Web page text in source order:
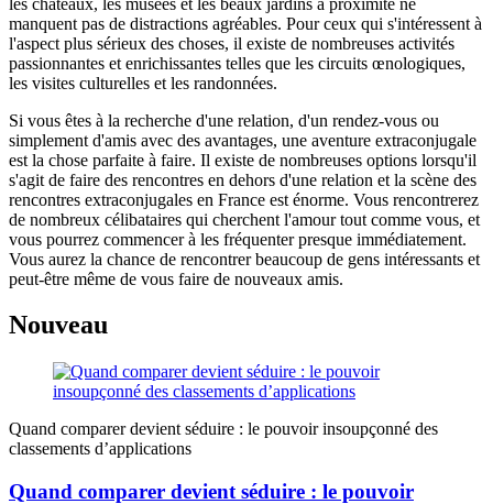
manquent pas de distractions agréables. Pour ceux qui s'intéressent à
l'aspect plus sérieux des choses, il existe de nombreuses activités
passionnantes et enrichissantes telles que les circuits œnologiques,
les visites culturelles et les randonnées.
Si vous êtes à la recherche d'une relation, d'un rendez-vous ou
simplement d'amis avec des avantages, une aventure extraconjugale
est la chose parfaite à faire. Il existe de nombreuses options lorsqu'il
s'agit de faire des rencontres en dehors d'une relation et la scène des
rencontres extraconjugales en France est énorme. Vous rencontrerez
de nombreux célibataires qui cherchent l'amour tout comme vous, et
vous pourrez commencer à les fréquenter presque immédiatement.
Vous aurez la chance de rencontrer beaucoup de gens intéressants et
peut-être même de vous faire de nouveaux amis.
Nouveau
Quand comparer devient séduire : le pouvoir insoupçonné des
classements d’applications
Quand comparer devient séduire : le pouvoir